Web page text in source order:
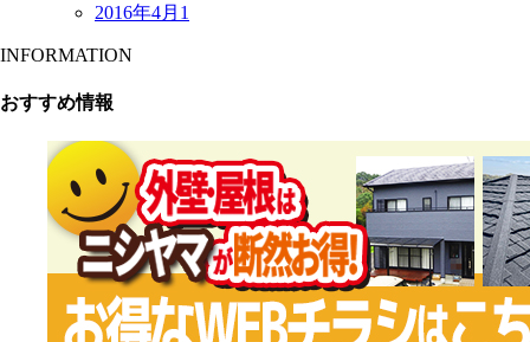
2016年4月 1
INFORMATION
おすすめ情報